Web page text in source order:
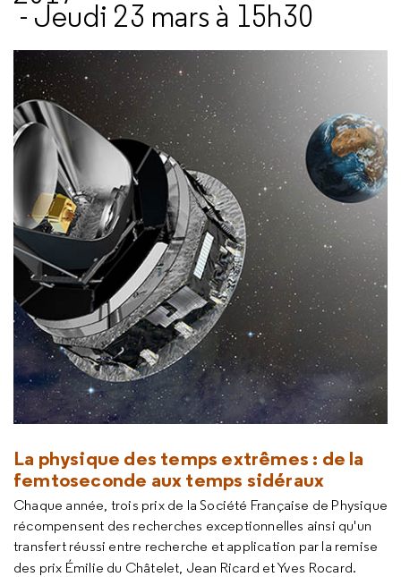
- Jeudi 23 mars à 15h30
La physique des temps extrêmes : de la
femtoseconde aux temps sidéraux
Chaque année, trois prix de la Société Française de Physique
récompensent des recherches exceptionnelles ainsi qu'un
transfert réussi entre recherche et application par la remise
des prix Émilie du Châtelet, Jean Ricard et Yves Rocard.